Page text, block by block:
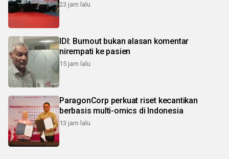
23 jam lalu
IDI: Burnout bukan alasan komentar
nirempati ke pasien
15 jam lalu
ParagonCorp perkuat riset kecantikan
berbasis multi-omics di Indonesia
13 jam lalu